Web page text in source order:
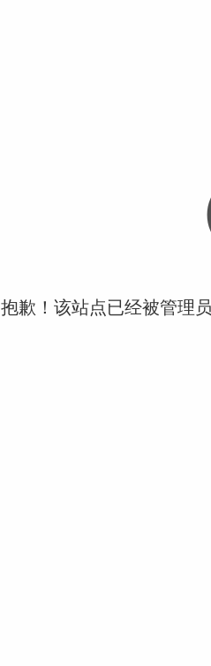
抱歉！该站点已经被管理